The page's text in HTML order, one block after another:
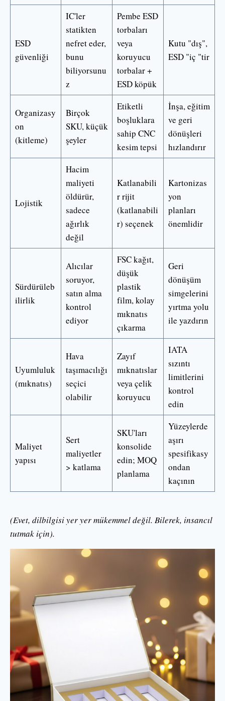
ESD
güvenliği
IC'ler
statikten
nefret eder,
bunu
biliyorsunu
z
Pembe ESD
torbaları
veya
koruyucu
torbalar +
ESD köpük
Kutu "dış",
ESD "iç "tir
Organizasy
on
(kitleme)
Birçok
SKU, küçük
şeyler
Etiketli
boşluklara
sahip CNC
kesim tepsi
İnşa, eğitim
ve geri
dönüşleri
hızlandırır
Lojistik
Hacim
maliyeti
öldürür,
sadece
ağırlık
değil
Katlanabili
r rijit
(katlanabili
r) seçenek
Kartonizas
yon
planları
önemlidir
Sürdürüleb
ilirlik
Alıcılar
soruyor,
satın alma
kontrol
ediyor
FSC kağıt,
düşük
plastik
film, kolay
mıknatıs
çıkarma
Geri
dönüşüm
simgelerini
yırtma yolu
ile yazdırın
Uyumluluk
(mıknatıs)
Hava
taşımacılığı
seçici
olabilir
Zayıf
mıknatıslar
veya çelik
koruyucu
IATA
sızıntı
limitlerini
kontrol
edin
Maliyet
yapısı
Sert
maliyetler
> katlama
SKU'ları
konsolide
edin; MOQ
planlama
Yüzeylerde
aşırı
spesifikasy
ondan
kaçının
(Evet, dilbilgisi yer yer mükemmel değil. Bilerek, insancıl
tutmak için).